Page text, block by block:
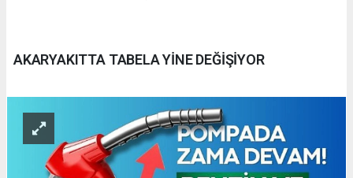
AKARYAKITTA TABELA YİNE DEĞİŞİYOR